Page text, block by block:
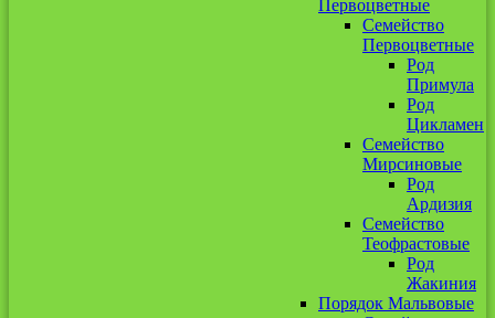
Первоцветные
Семейство
Первоцветные
Род
Примула
Род
Цикламен
Семейство
Мирсиновые
Род
Ардизия
Семейство
Теофрастовые
Род
Жакиния
Порядок Мальвовые